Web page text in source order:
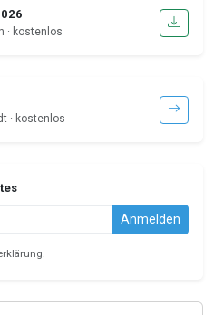
· kostenlos
· kostenlos
Anmelden
.